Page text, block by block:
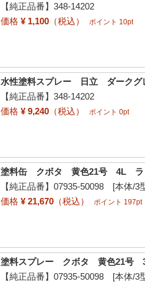
【純正品番】348-14202
価格 ¥ 1,100 （税込） ポイント 10pt
水性塗料スプレー 日立 ダーク
【純正品番】348-14202
価格 ¥ 9,240 （税込） ポイント 0pt
塗料缶 クボタ 黄色21号 4L ラ
【純正品番】07935-50098 [本体/3
価格 ¥ 21,670 （税込） ポイント 197pt
塗料スプレー クボタ 黄色21号
【純正品番】07935-50098 [本体/3